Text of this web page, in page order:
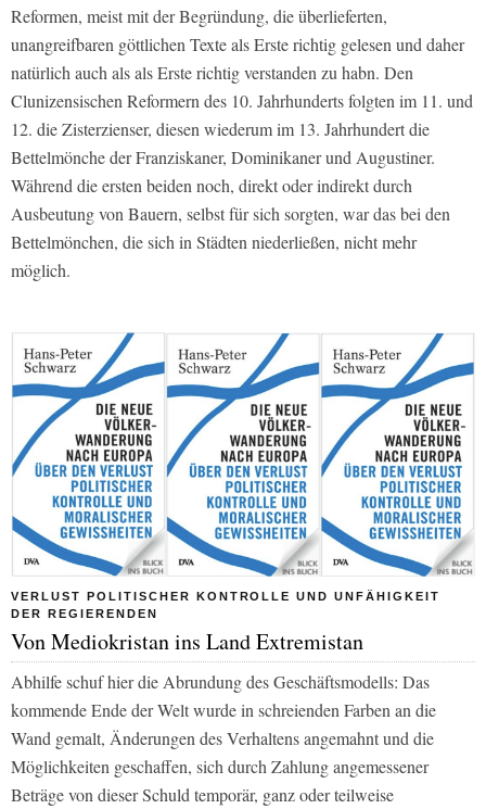
Reformen, meist mit der Begründung, die überlieferten,
unangreifbaren göttlichen Texte als Erste richtig gelesen und daher
natürlich auch als als Erste richtig verstanden zu habn. Den
Clunizensischen Reformern des 10. Jahrhunderts folgten im 11. und
12. die Zisterzienser, diesen wiederum im 13. Jahrhundert die
Bettelmönche der Franziskaner, Dominikaner und Augustiner.
Während die ersten beiden noch, direkt oder indirekt durch
Ausbeutung von Bauern, selbst für sich sorgten, war das bei den
Bettelmönchen, die sich in Städten niederließen, nicht mehr
möglich.
VERLUST POLITISCHER KONTROLLE UND UNFÄHIGKEIT
DER REGIERENDEN
Von Mediokristan ins Land Extremistan
Abhilfe schuf hier die Abrundung des Geschäftsmodells: Das
kommende Ende der Welt wurde in schreienden Farben an die
Wand gemalt, Änderungen des Verhaltens angemahnt und die
Möglichkeiten geschaffen, sich durch Zahlung angemessener
Beträge von dieser Schuld temporär, ganz oder teilweise